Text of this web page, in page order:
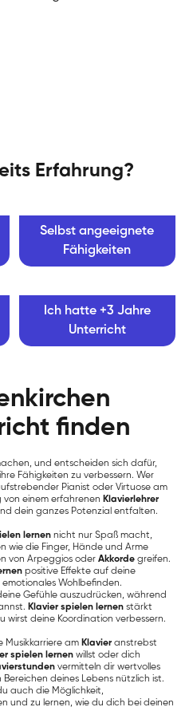
Erfahrung?
Selbst angeeignete
Fähigkeiten
Ich hatte +3 Jahre
Unterricht
finden
und entscheiden sich dafür,
Fähigkeiten zu verbessern. Wer
Pianist oder Virtuose am
einem erfahrenen Klavierlehrer
dein ganzes Potenzial entfalten.
lernen nicht nur Spaß macht,
wie die Finger, Hände und Arme
von Arpeggios oderAkkorde greifen.
positive Effekte auf deine
Wohlbefinden.
Gefühle auszudrücken, während
Klavier spielen lernen stärkt
deine Koordination verbessern.
Musikkarriere am Klavier anstrebst
spielen lernen
willst oder dich
vermitteln dir wertvolles
Bereichen deines Lebens nützlich ist.
auch die Möglichkeit,
und zu lernen, wie du dich bei deinen